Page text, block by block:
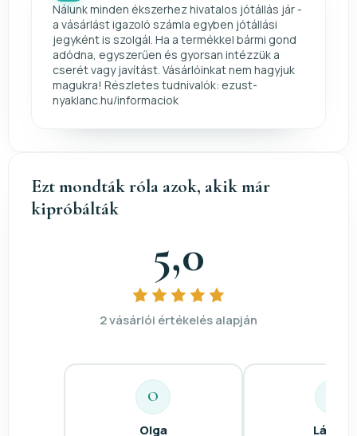
Nálunk minden ékszerhez hivatalos jótállás jár -
a vásárlást igazoló számla egyben jótállási
jegyként is szolgál. Ha a termékkel bármi gond
adódna, egyszerűen és gyorsan intézzük a
cserét vagy javítást. Vásárlóinkat nem hagyjuk
magukra! Részletes tudnivalók: ezust-
nyaklanc.hu/informaciok
Ezt mondták róla azok, akik már
kipróbálták
5,0
2 vásárlói értékelés alapján
O
Olga László